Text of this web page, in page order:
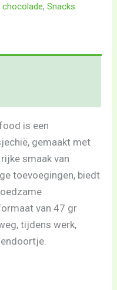
chocolade,Snacks
is een
gemaakt met
smaak van
toevoegingen, biedt
van 47 gr
tijdens werk,